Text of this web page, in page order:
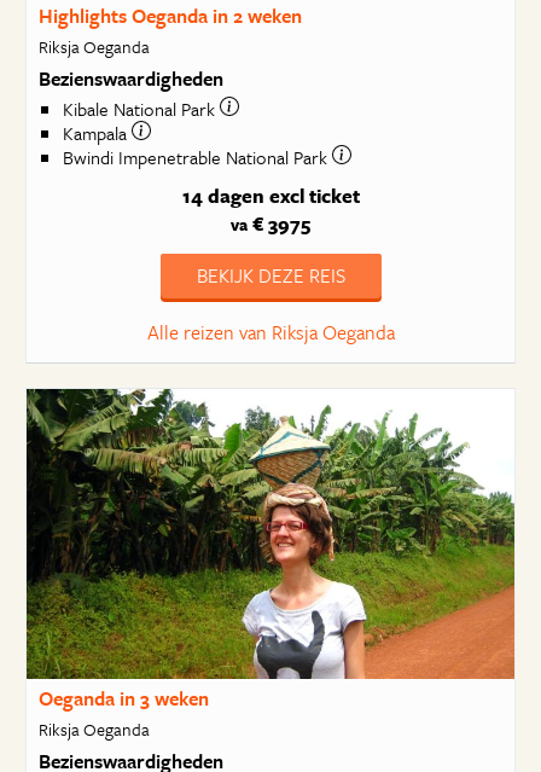
Highlights Oeganda in 2 weken
Riksja Oeganda
Bezienswaardigheden
Kibale National Park
Kampala
Bwindi Impenetrable National Park
14 dagen excl ticket
va € 3975
BEKIJK DEZE REIS
Alle reizen van Riksja Oeganda
Oeganda in 3 weken
Riksja Oeganda
Bezienswaardigheden